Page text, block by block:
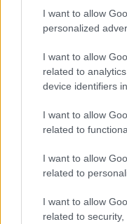
I want to allow
personalized
I want to allow
related to
device identifiers
I want to allow
related to
I want to allow
related to
I want to allow
related to
08/08/
la
07/08/